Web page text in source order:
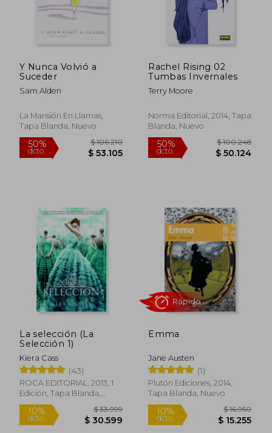
Y Nunca Volvió a
Suceder
Sam Alden
La Mansión En Llamas,
Tapa Blanda, Nuevo
Rachel Rising 02
Tumbas Invernales
Terry Moore
Norma Editorial, 2014, Tapa
Blanda, Nuevo
La selección (La
Selección 1)
Kiera Cass
(43)
ROCA EDITORIAL, 2013, 1
Edición, Tapa Blanda,
Nuevo
Emma
Jane Austen
(1)
Plutón Ediciones, 2014,
Tapa Blanda, Nuevo